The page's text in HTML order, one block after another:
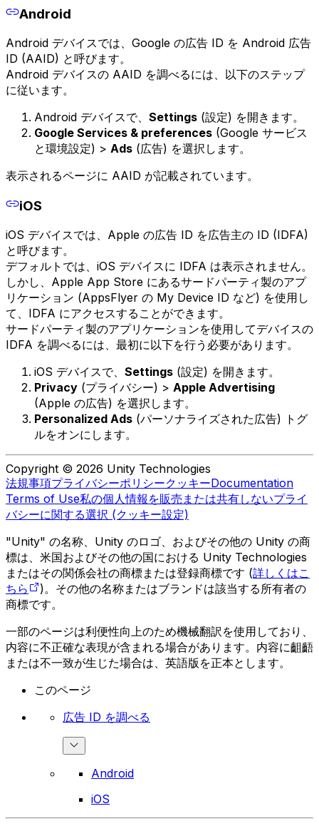
Android
Android デバイスでは、Google の広告 ID を Android 広告
ID (AAID) と呼びます。
Android デバイスの AAID を調べるには、以下のステップ
に従います。
Android デバイスで、 Settings (設定) を開きます。
Google Services & preferences (Google サービス
と環境設定) > Ads (広告) を選択します。
表示されるページに AAID が記載されています。
iOS
iOS デバイスでは、Apple の広告 ID を広告主の ID (IDFA)
と呼びます。
デフォルトでは、iOS デバイスに IDFA は表示されません。
しかし、Apple App Store にあるサードパーティ製のアプ
リケーション (AppsFlyer の My Device ID など) を使用し
て、IDFA にアクセスすることができます。
サードパーティ製のアプリケーションを使用してデバイスの
IDFA を調べるには、最初に以下を行う必要があります。
iOS デバイスで、 Settings (設定) を開きます。
Privacy (プライバシー) > Apple Advertising
(Apple の広告) を選択します。
Personalized Ads (パーソナライズされた広告) トグ
ルをオンにします。
Copyright © 2026 Unity Technologies
法規事項プライバシーポリシークッキーDocumentation
Terms of Use私の個人情報を販売または共有しないプライ
バシーに関する選択 (クッキー設定)
"Unity" の名称、Unity のロゴ、およびその他の Unity の商
標は、米国およびその他の国における Unity Technologies
またはその関係会社の商標または登録商標です (詳しくはこ
ちら
)。その他の名称またはブランドは該当する所有者の
商標です。
一部のページは利便性向上のため機械翻訳を使用しており、
内容に不正確な表現が含まれる場合があります。内容に齟齬
または不一致が生じた場合は、英語版を正本とします。
このページ
広告 ID を調べる
Android
iOS